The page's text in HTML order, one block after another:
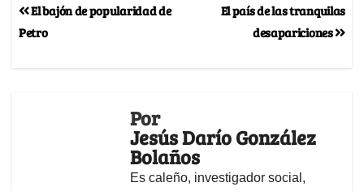
El país de las tranquilas
desapariciones
El bajón de popularidad de
Petro
Por
Jesús Darío González
Bolaños
Es caleño, investigador social,